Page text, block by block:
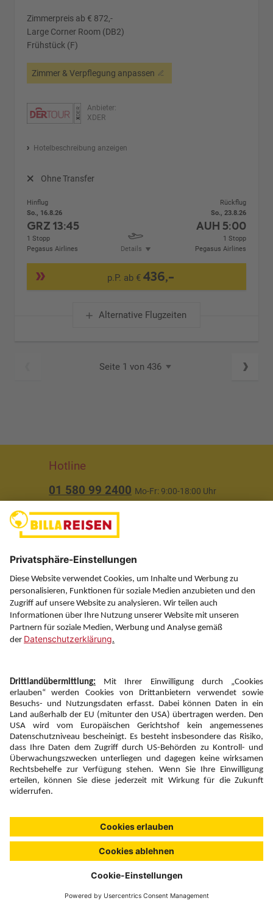
Zimmerpreis ab € 872,-
Large Corner Room (DB2)
Frühstück (F)
Zimmer & Verpflegung anpassen
Anbieter:
XDER
Hotelbeschreibung anzeigen
Ohne Transfer
Hinflug
So., 16.8.26
GRZ13:45
1 Stopp
Pegasus Airlines
Details
Rückflug
So., 23.8.26
AUH 5:00
1 Stopp
Pegasus Airlines
p.P. ab €436,-
Alternative Flugzeiten
Seite 1 von 436
Hotline
01 580 99 2400 Mo-Fr: 9:00-18:00 Uhr
Über uns
Service
Information
Folgen Sie uns auf
Newsletter:
Anmelden
Fairness und
Unsere Inhalte: Standards und
Meldung
Copyright © 2026 DERTOUR Austria GmbH
Suchen & Filtern